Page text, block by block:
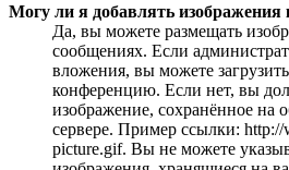
Могу ли я добавлять изображения
Да, вы можете размещать
сообщениях. Если
вложения, вы можете
конференцию. Если нет, вы
изображение, сохранённое на
сервере. Пример ссылки:
picture.gif. Вы не можете